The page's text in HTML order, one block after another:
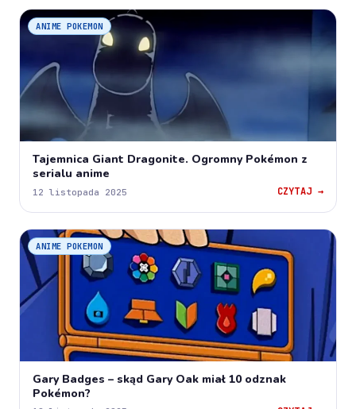
ANIME POKEMON
Tajemnica Giant Dragonite. Ogromny Pokémon z
serialu anime
12 listopada 2025 CZYTAJ →
ANIME POKEMON
Gary Badges – skąd Gary Oak miał 10 odznak
Pokémon?